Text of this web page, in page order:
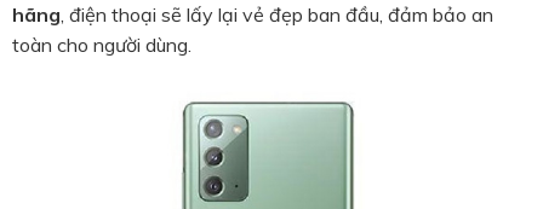
hãng , điện thoại sẽ lấy lại vẻ đẹp ban đầu, đảm bảo an
toàn cho người dùng.